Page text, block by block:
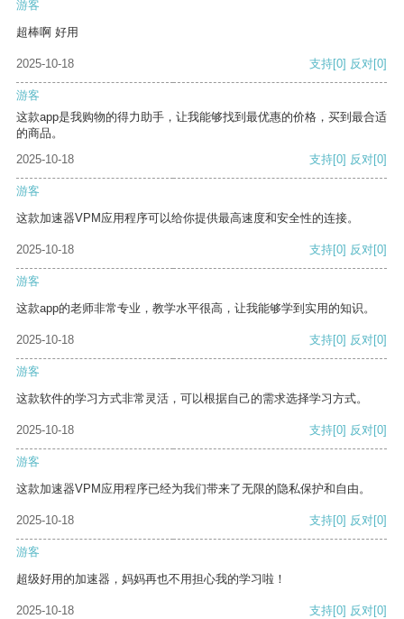
游客
超棒啊 好用
2025-10-18 支持[0] 反对[0]
游客
这款app是我购物的得力助手，让我能够找到最优惠的价格，买到最合适
的商品。
2025-10-18
支持[0] 反对[0]
游客
这款加速器VPM应用程序可以给你提供最高速度和安全性的连接。
2025-10-18 支持[0] 反对[0]
游客
这款app的老师非常专业，教学水平很高，让我能够学到实用的知识。
2025-10-18 支持[0] 反对[0]
游客
这款软件的学习方式非常灵活，可以根据自己的需求选择学习方式。
2025-10-18 支持[0] 反对[0]
游客
这款加速器VPM应用程序已经为我们带来了无限的隐私保护和自由。
2025-10-18 支持[0] 反对[0]
游客
超级好用的加速器，妈妈再也不用担心我的学习啦！
2025-10-18 支持[0] 反对[0]